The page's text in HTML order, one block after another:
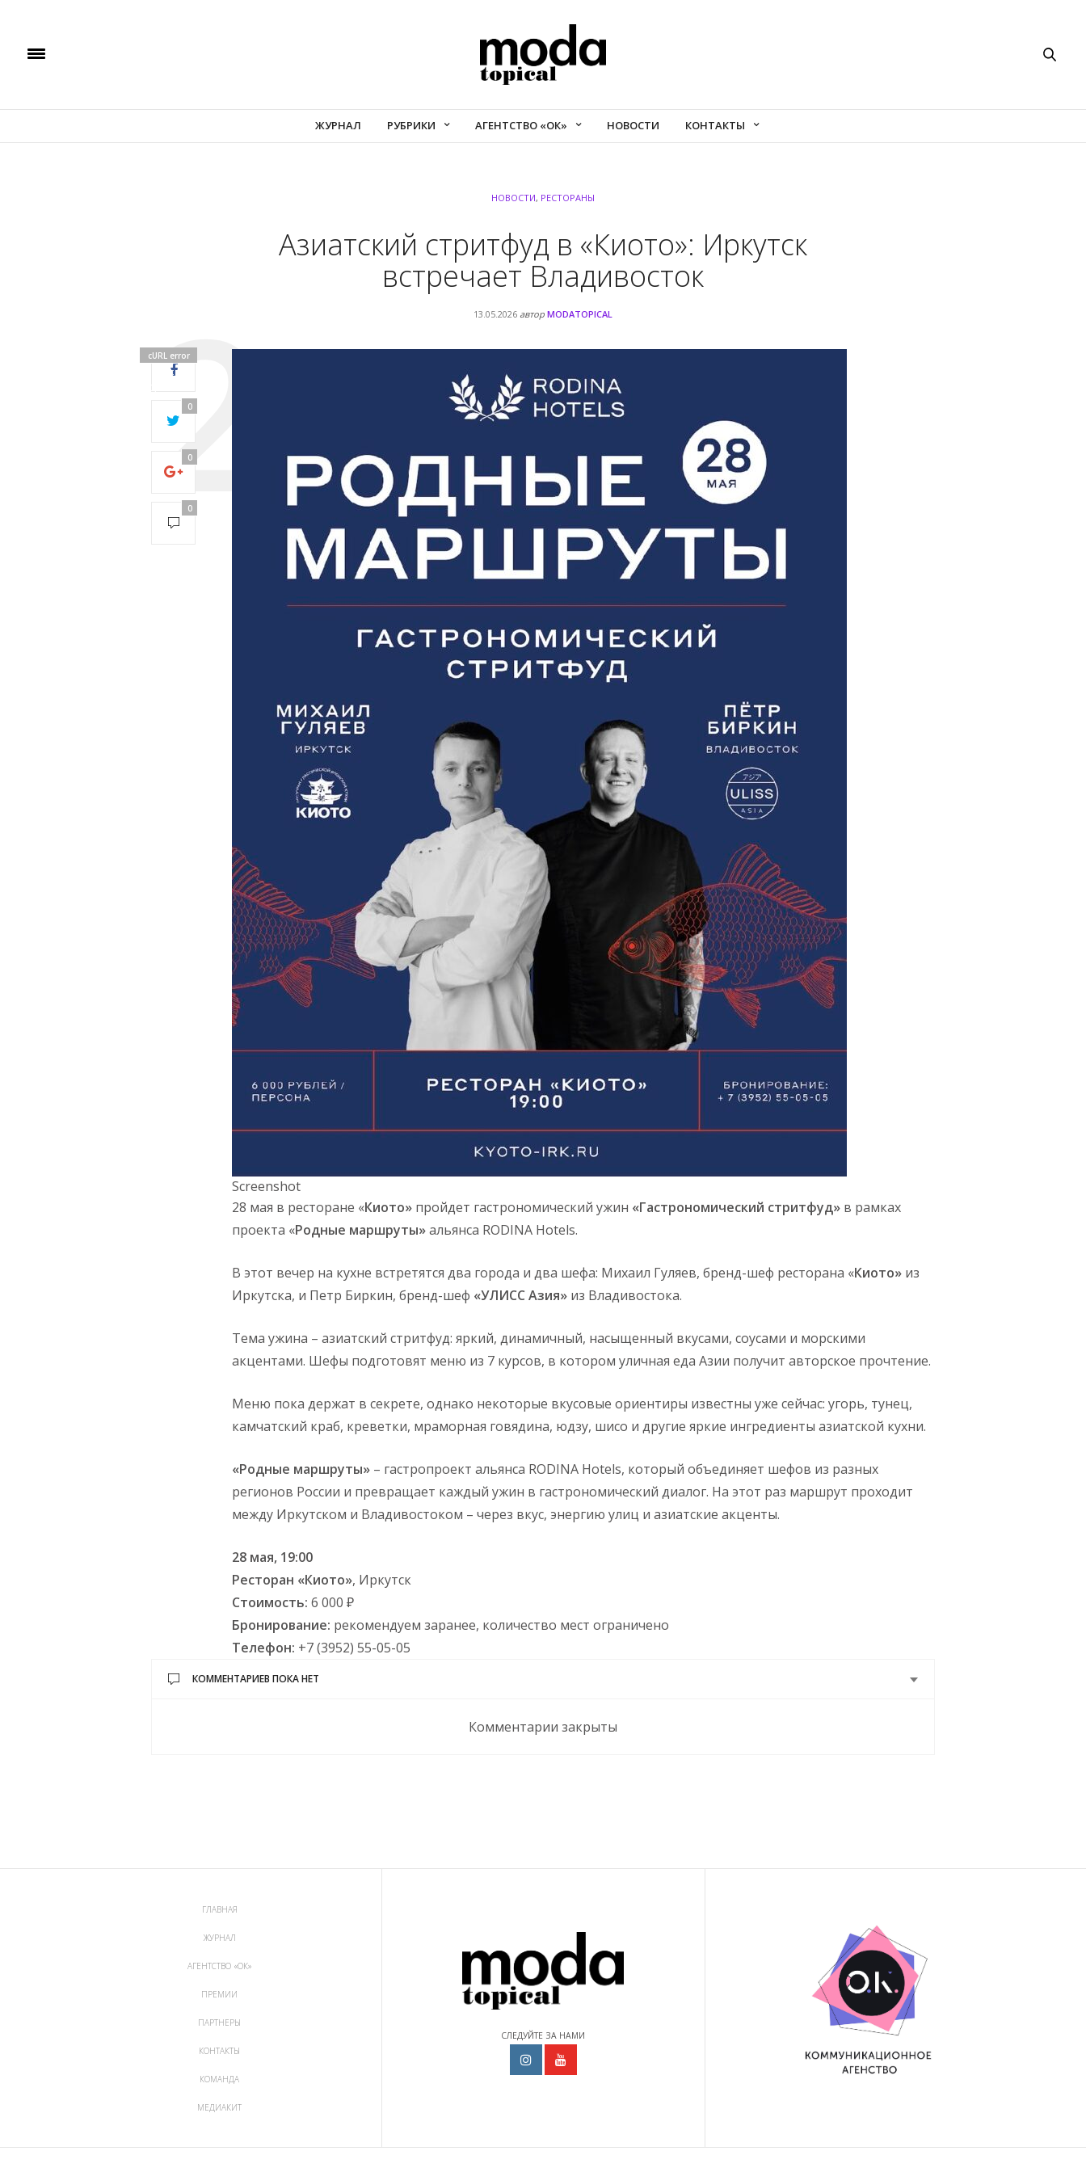
ЖУРНАЛ РУБРИКИ АГЕНТСТВО «ОК» НОВОСТИ КОНТАКТЫ
НОВОСТИ, РЕСТОРАНЫ
Азиатский стритфуд в «Киото»: Иркутск
встречает Владивосток
13.05.2026 автор MODATOPICAL
cURL error
28:
timed out
after 5000
with 0 out of
0 bytes
0
0
0
Screenshot
28 мая в ресторане «Киото» пройдет гастрономический ужин «Гастрономический стритфуд» в рамках
проекта «Родные маршруты»альянса RODINA Hotels.
В этот вечер на кухне встретятся два города и два шефа: Михаил Гуляев, бренд-шеф ресторана «Киото» из
Иркутска, и Петр Биркин, бренд-шеф «УЛИСС Азия» из Владивостока.
Тема ужина – азиатский стритфуд: яркий, динамичный, насыщенный вкусами, соусами и морскими
акцентами. Шефы подготовят меню из 7 курсов, в котором уличная еда Азии получит авторское прочтение.
Меню пока держат в секрете, однако некоторые вкусовые ориентиры известны уже сейчас: угорь, тунец,
камчатский краб, креветки, мраморная говядина, юдзу, шисо и другие яркие ингредиенты азиатской кухни.
«Родные маршруты» – гастропроект альянса RODINA Hotels, который объединяет шефов из разных
регионов России и превращает каждый ужин в гастрономический диалог. На этот раз маршрут проходит
между Иркутском и Владивостоком – через вкус, энергию улиц и азиатские акценты.
28 мая, 19:00
Ресторан «Киото», Иркутск
Стоимость: 6 000 ₽
Бронирование: рекомендуем заранее, количество мест ограничено
Телефон: +7 (3952) 55-05-05
КОММЕНТАРИЕВ ПОКА НЕТ
Комментарии закрыты
ГЛАВНАЯ
ЖУРНАЛ
АГЕНТСТВО «ОК»
ПРЕМИИ
ПАРТНЕРЫ
КОНТАКТЫ
КОМАНДА
МЕДИАКИТ
СЛЕДУЙТЕ ЗА НАМИ